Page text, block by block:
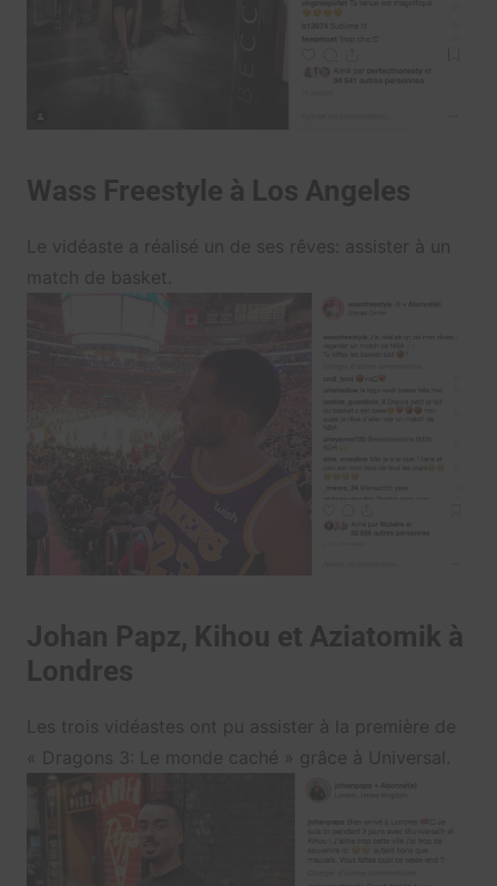
Wass Freestyle à Los Angeles
Le vidéaste a réalisé un de ses rêves: assister à un
match de basket.
Johan Papz, Kihou et Aziatomik à
Londres
Les trois vidéastes ont pu assister à la première de
« Dragons 3: Le monde caché » grâce à Universal.